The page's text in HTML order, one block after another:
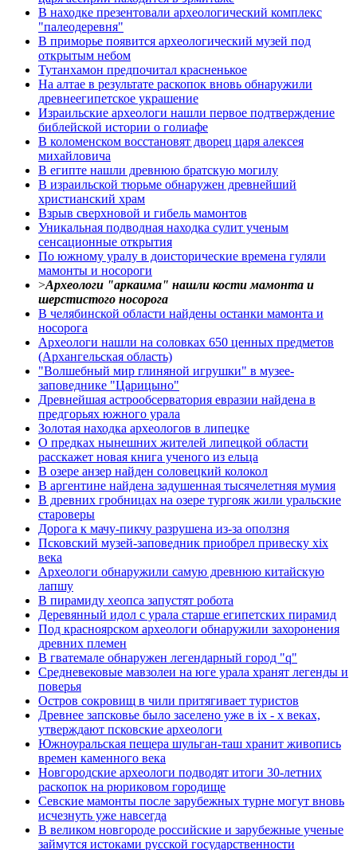
В находке презентовали археологический комплекс
"палеодеревня"
В приморье появится археологический музей под
открытым небом
Тутанхамон предпочитал красненькое
На алтае в результате раскопок вновь обнаружили
древнеегипетское украшение
Израильские археологи нашли первое подтверждение
библейской истории о голиафе
В коломенском восстановят дворец царя алексея
михайловича
В египте нашли древнюю братскую могилу
В израильской тюрьме обнаружен древнейший
христианский храм
Взрыв сверхновой и гибель мамонтов
Уникальная подводная находка сулит ученым
сенсационные открытия
По южному уралу в доисторические времена гуляли
мамонты и носороги
>Археологи "аркаима" нашли кости мамонта и
шерстистого носорога
В челябинской области найдены останки мамонта и
носорога
Археологи нашли на соловках 650 ценных предметов
(Архангельская область)
"Волшебный мир глиняной игрушки" в музее-
заповеднике "Царицыно"
Древнейшая астрообсерватория евразии найдена в
предгорьях южного урала
Золотая находка археологов в липецке
О предках нынешних жителей липецкой области
расскажет новая книга ученого из ельца
В озере анзер найден соловецкий колокол
В аргентине найдена задушенная тысячелетняя мумия
В древних гробницах на озере тургояк жили уральские
староверы
Дорога к мачу-пикчу разрушена из-за оползня
Псковский музей-заповедник приобрел привеску xix
века
Археологи обнаружили самую древнюю китайскую
лапшу
В пирамиду хеопса запустят робота
Деревянный идол с урала старше египетских пирамид
Под красноярском археологи обнаружили захоронения
древних племен
В гватемале обнаружен легендарный город "q"
Средневековые мавзолеи на юге урала хранят легенды и
поверья
Остров сокровищ в чили притягивает туристов
Древнее запсковье было заселено уже в ix - x веках,
утверждают псковские археологи
Южноуральская пещера шульган-таш хранит живопись
времен каменного века
Новгородские археологи подводят итоги 30-летних
раскопок на рюриковом городище
Севские мамонты после зарубежных турне могут вновь
исчезнуть уже навсегда
В великом новгороде российские и зарубежные ученые
займутся истоками русской государственности